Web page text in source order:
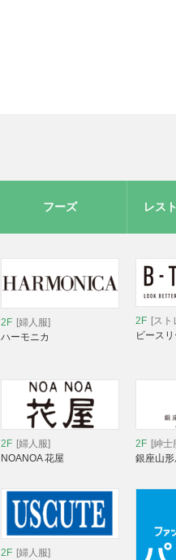
フーズ レス
2F [婦人服]
ハーモニカ
2F [ス
ビース
2F [婦人服]
NOANOA 花屋
2F [紳
銀座山
2F [婦人服]